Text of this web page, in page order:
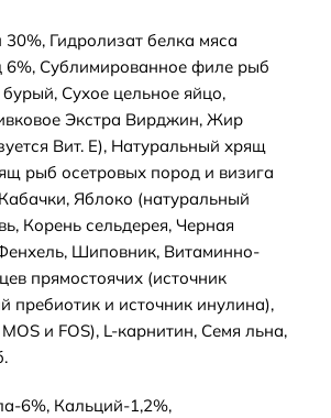
Гидролизат белка мяса
Сублимированное филе рыб
Сухое цельное яйцо,
Экстра Вирджин, Жир
Вит. E), Натуральный хрящ
рыб осетровых пород и визига
Яблоко (натуральный
Корень сельдерея, Черная
Шиповник, Витаминно-
прямостоячих (источник
пребиотик и источник инулина),
и FOS), L-карнитин, Семя льна,
6%, Кальций-1,2%,